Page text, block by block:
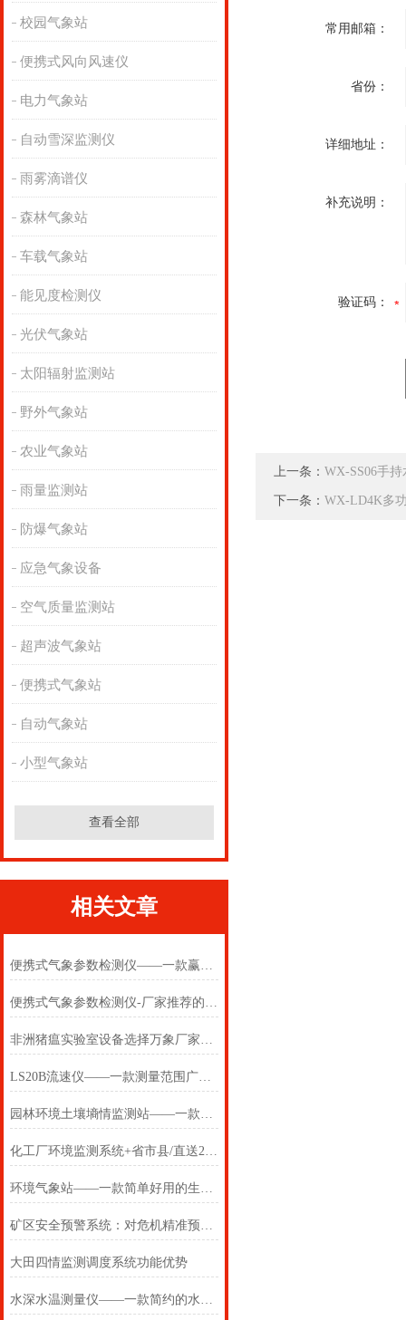
校园气象站
便携式风向风速仪
电力气象站
自动雪深监测仪
雨雾滴谱仪
森林气象站
车载气象站
能见度检测仪
光伏气象站
太阳辐射监测站
野外气象站
农业气象站
雨量监测站
防爆气象站
应急气象设备
空气质量监测站
超声波气象站
便携式气象站
自动气象站
小型气象站
查看全部
相关文章
便携式气象参数检测仪——一款赢在质量上的配备便携式自动气象站
便携式气象参数检测仪-厂家推荐的便携式气象五参数检测仪#寒潮褪去
非洲猪瘟实验室设备选择万象厂家【2022新报价】
LS20B流速仪——一款测量范围广的LS20B型旋桨式流速仪2024(万象推送)
园林环境土壤墒情监测站——一款可随意定制层数的智能土壤墒情监测站
化工厂环境监测系统+省市县/直送2024全+境+派+送(工厂空气质量监测站)
环境气象站——一款简单好用的生态环境监测站2025(万象推送)
矿区安全预警系统：对危机精准预警，筑牢矿区防汛安全防线
大田四情监测调度系统功能优势
水深水温测量仪——一款简约的水深水温探测仪2024(万象推送)
常用邮箱：
省份：
详细地址：
补充说明：
验证码：
上一条： WX-SS06手
下一条： WX-LD4K多